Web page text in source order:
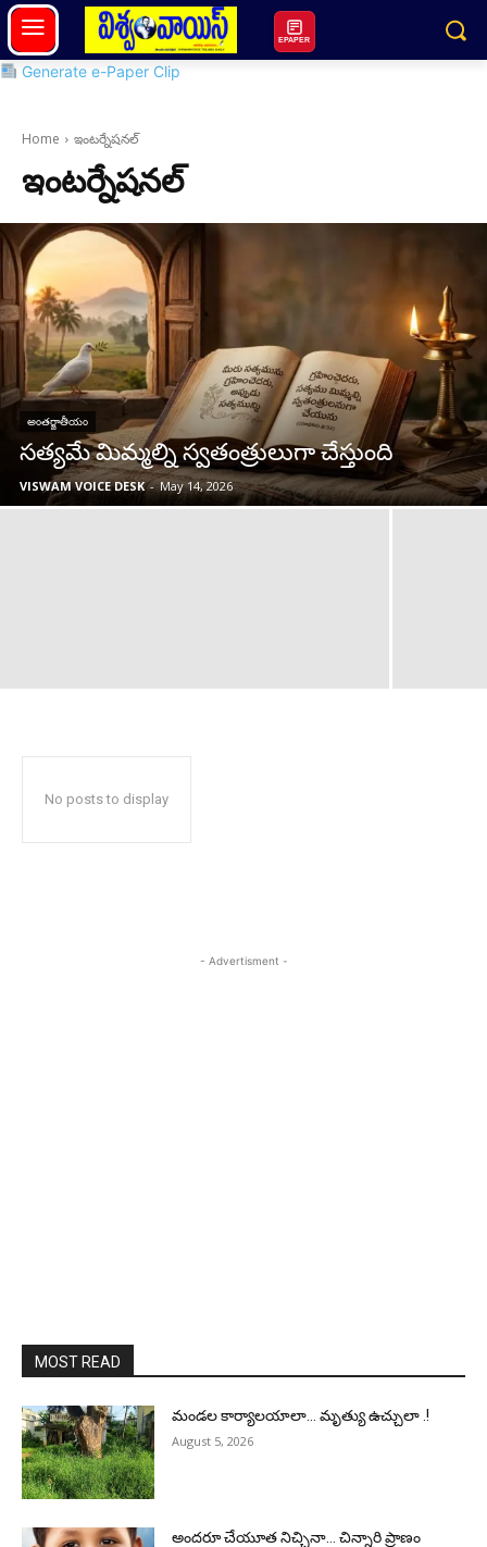
EPAPER
Generate e-Paper Clip
Home ఇంటర్నేషనల్
ఇంటర్నేషనల్
అంతర్జాతీయం
సత్యమే మిమ్మల్ని స్వతంత్రులుగా చేస్తుంది
VISWAM VOICE DESK - May 14, 2026
No posts to display
- Advertisment -
MOST READ
మండల కార్యాలయాలా… మృత్యు ఉచ్చులా .!
August 5, 2026
అందరూ చేయూత నిచ్చినా… చిన్నారి ప్రాణం